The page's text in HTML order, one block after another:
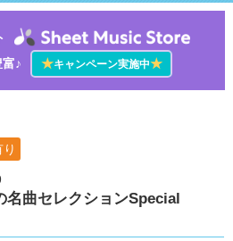
♪
★キャンペーン実施中★
名曲セレクションSpecial